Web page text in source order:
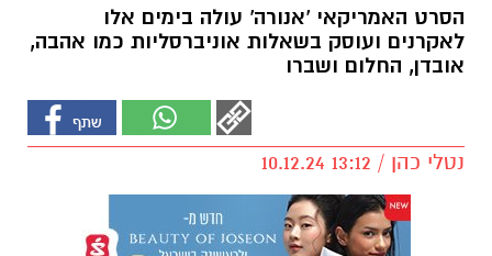
הסרט האמריקאי 'אנורה' עולה בימים אלו
לאקרנים ועוסק בשאלות אוניברסליות כמו אהבה,
אובדן, החלום ושברו
נטלי כהן / 13:12 10.12.24